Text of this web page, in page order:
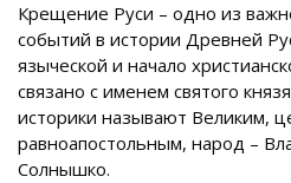
Крещение Руси – одно из
событий в истории Древней
языческой и начало
связано с именем святого
историки называют Великим,
равноапостольным, народ –
Солнышко.